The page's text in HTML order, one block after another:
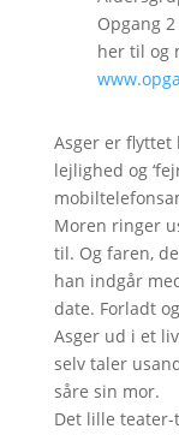
Opgang
her til og
Asger er
lejlighed og
Moren ringer
til. Og faren,
han indgår
date. Forladt
Asger ud i et
selv taler
såre sin mor.
Det lille teater-